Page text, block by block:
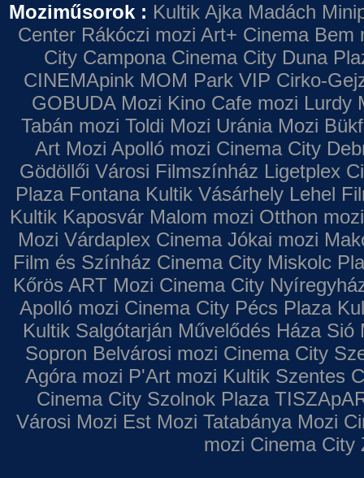
Moziműsorok : Kultik Ajka Madách
Center Rákóczi mozi Art+ Cinema Bem
City Campona Cinema City Duna
CINEMApink MOM Park VIP Cirko-
GOBUDA Mozi Kino Cafe mozi Lurdy
Tabán mozi Toldi Mozi Uránia Mozi
Art Mozi Apolló mozi Cinema City
Gödöllői Városi Filmszínház Ligetplex
Plaza Fontana Kultik Vásárhely Lehel
Kultik Kaposvár Malom mozi Otthon mozi
Mozi Várdaplex Cinema Jókai mozi
Film és Színház Cinema City Miskolc
Kőrös ART Mozi Cinema City
Apolló mozi Cinema City Pécs Plaza
Kultik Salgótarján Művelődés Háza Sió
Sopron Belvárosi mozi Cinema City
Agóra mozi P'Art mozi Kultik Szentes
Cinema City Szolnok Plaza
Városi Mozi Est Mozi Tatabánya Mozi
mozi Cinema City